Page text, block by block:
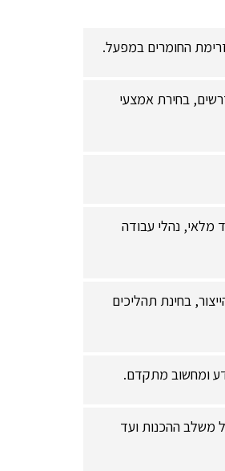
החומרים במפעל.
בחירת אמצעי
מלאי, נהלי עבודה
בחינת תהליכים
ומחשוב מתקדם.
משלב ההכנות ועד